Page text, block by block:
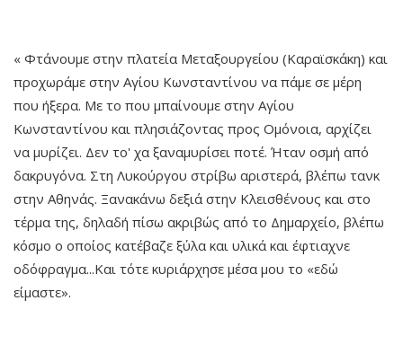
« Φτάνουμε στην πλατεία Μεταξουργείου (Καραϊσκάκη) και
προχωράμε στην Αγίου Κωνσταντίνου να πάμε σε μέρη
που ήξερα. Με το που μπαίνουμε στην Αγίου
Κωνσταντίνου και πλησιάζοντας προς Ομόνοια, αρχίζει
να μυρίζει. Δεν το' χα ξαναμυρίσει ποτέ. Ήταν οσμή από
δακρυγόνα. Στη Λυκούργου στρίβω αριστερά, βλέπω τανκ
στην Αθηνάς. Ξανακάνω δεξιά στην Κλεισθένους και στο
τέρμα της, δηλαδή πίσω ακριβώς από το Δημαρχείο, βλέπω
κόσμο ο οποίος κατέβαζε ξύλα και υλικά και έφτιαχνε
οδόφραγμα...Και τότε κυριάρχησε μέσα μου το «εδώ
είμαστε».